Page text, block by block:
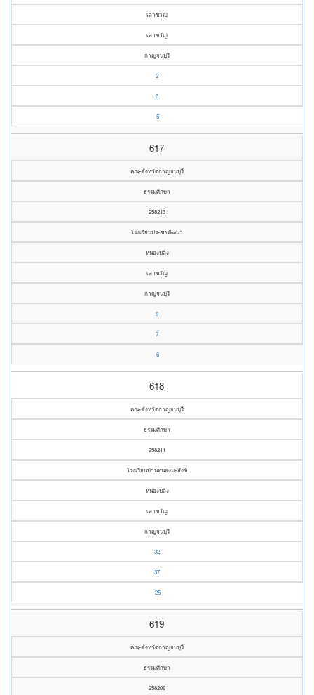
เลาขวัญ
เลาขวัญ
กาญจนบุรี
2
6
5
617
คณะจังหวัดกาญจนบุรี
ธรรมศึกษา
258213
โรงเรียนประชาพัฒนา
หนองปลิง
เลาขวัญ
กาญจนบุรี
9
7
6
618
คณะจังหวัดกาญจนบุรี
ธรรมศึกษา
258211
โรงเรียนบ้านหนองมะสังข์
หนองปลิง
เลาขวัญ
กาญจนบุรี
32
37
25
619
คณะจังหวัดกาญจนบุรี
ธรรมศึกษา
258209